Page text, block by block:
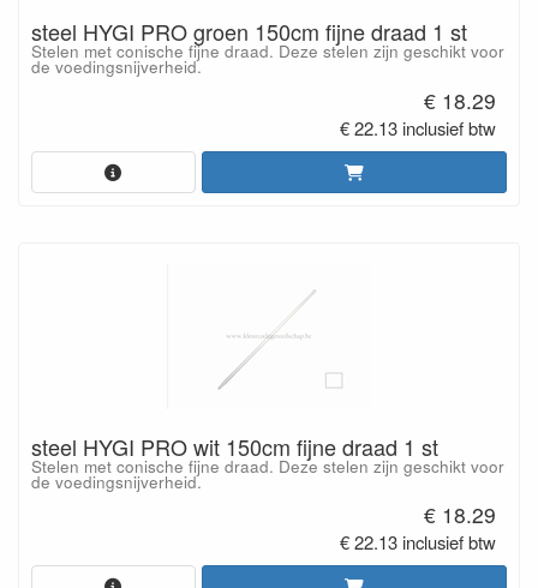
steel HYGI PRO groen 150cm fijne draad 1 st
Stelen met conische fijne draad. Deze stelen zijn geschikt voor
de voedingsnijverheid.
€ 18.29
€ 22.13 inclusief btw
steel HYGI PRO wit 150cm fijne draad 1 st
Stelen met conische fijne draad. Deze stelen zijn geschikt voor
de voedingsnijverheid.
€ 18.29
€ 22.13 inclusief btw